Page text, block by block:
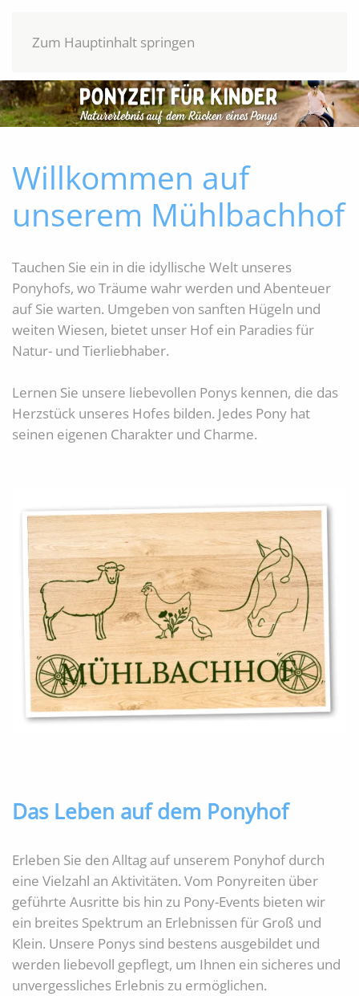
Zum Hauptinhalt springen
Willkommen auf
unserem Mühlbachhof
Tauchen Sie ein in die idyllische Welt unseres
Ponyhofs, wo Träume wahr werden und Abenteuer
auf Sie warten. Umgeben von sanften Hügeln und
weiten Wiesen, bietet unser Hof ein Paradies für
Natur- und Tierliebhaber.
Lernen Sie unsere liebevollen Ponys kennen, die das
Herzstück unseres Hofes bilden. Jedes Pony hat
seinen eigenen Charakter und Charme.
Das Leben auf dem Ponyhof
Erleben Sie den Alltag auf unserem Ponyhof durch
eine Vielzahl an Aktivitäten. Vom Ponyreiten über
geführte Ausritte bis hin zu Pony-Events bieten wir
ein breites Spektrum an Erlebnissen für Groß und
Klein. Unsere Ponys sind bestens ausgebildet und
werden liebevoll gepflegt, um Ihnen ein sicheres und
unvergessliches Erlebnis zu ermöglichen.